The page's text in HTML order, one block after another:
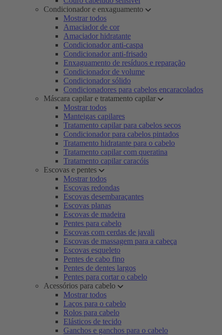
Condicionador e enxaguamento
Mostrar todos
Amaciador de cor
Amaciador hidratante
Condicionador anti-caspa
Condicionador anti-frisado
Enxaguamento de resíduos e reparação
Condicionador de volume
Condicionador sólido
Condicionadores para cabelos encaracolados
Máscara capilar e tratamento capilar
Mostrar todos
Manteigas capilares
Tratamento capilar para cabelos secos
Condicionador para cabelos pintados
Tratamento hidratante para o cabelo
Tratamento capilar com queratina
Tratamento capilar caracóis
Escovas e pentes
Mostrar todos
Escovas redondas
Escovas desembaraçantes
Escovas planas
Escovas de madeira
Pentes para cabelo
Escovas com cerdas de javali
Escovas de massagem para a cabeça
Escovas esqueleto
Pentes de cabo fino
Pentes de dentes largos
Pentes para cortar o cabelo
Acessórios para cabelo
Mostrar todos
Laços para o cabelo
Rolos para cabelo
Elásticos de tecido
Ganchos e ganchos para o cabelo